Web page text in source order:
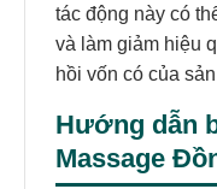
tác động này có
và làm giảm hiệu
hồi vốn có của
Hướng dẫn
Massage